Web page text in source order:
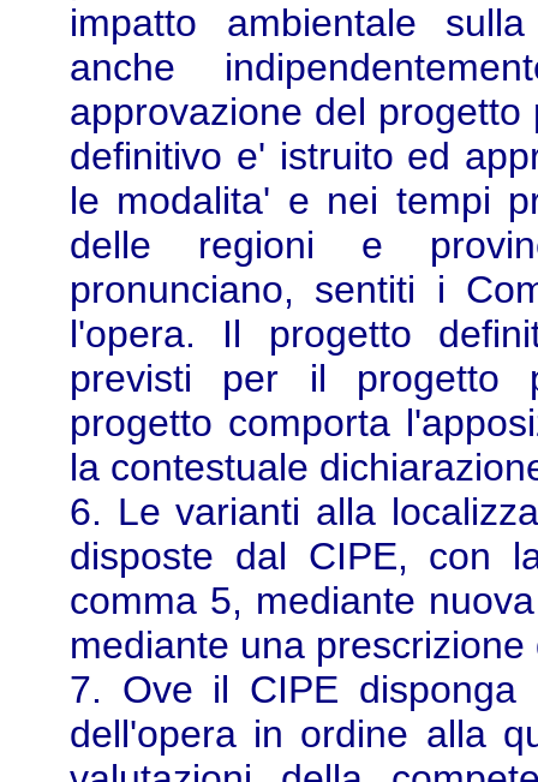
impatto ambientale
anche
approvazione del
definitivo e' istruito ed
le modalita' e nei tempi
delle regioni e
pronunciano, sentiti i
l'opera. Il progetto
previsti per il progetto
progetto comporta
la contestuale
6. Le varianti alla
disposte dal CIPE, con
comma 5, mediante
mediante una
7. Ove il CIPE disponga
dell'opera in ordine alla